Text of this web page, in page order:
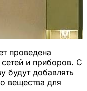
проведена
и приборов. С
будут добавлять
вещества для